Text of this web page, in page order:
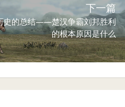
下一篇
史的总结——楚汉争霸刘邦胜利
的根本原因是什么